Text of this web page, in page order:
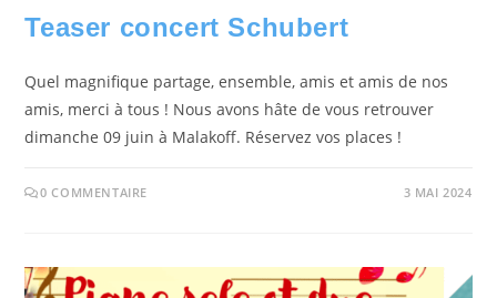
Teaser concert Schubert
Quel magnifique partage, ensemble, amis et amis de nos
amis, merci à tous ! Nous avons hâte de vous retrouver
dimanche 09 juin à Malakoff. Réservez vos places !
0 COMMENTAIRE 3 MAI 2024